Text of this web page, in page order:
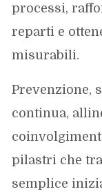
processi,
reparti e
misurabili.
Prevenzione,
continua,
pilastri che
semplice